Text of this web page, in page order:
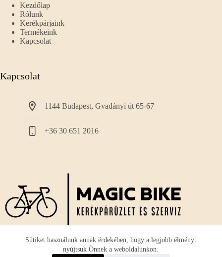
Sütiket használunk annak érdekében, hogy a legjobb élményt
nyújtsuk Önnek a weboldalunkon.
Kezdőlap
Rólunk
Kerékpárjaink
Termékeink
Kapcsolat
Kapcsolat
1144 Budapest, Gvadányi út 65-67
+36 30 651 2016